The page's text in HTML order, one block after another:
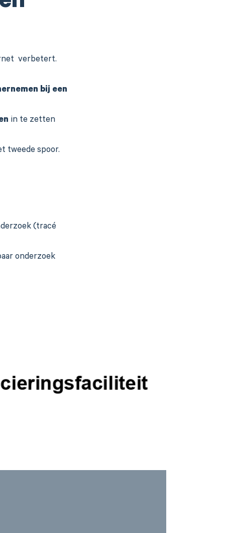
verbetert.
bij een
in te zetten
tweede spoor.
(tracé
onderzoek